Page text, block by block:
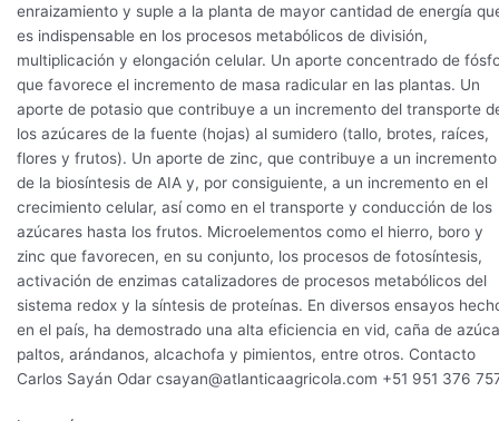
enraizamiento y suple a la planta de mayor cantidad de energía
es indispensable en los procesos metabólicos de división,
multiplicación y elongación celular. Un aporte concentrado de
que favorece el incremento de masa radicular en las plantas. Un
aporte de potasio que contribuye a un incremento del transporte
los azúcares de la fuente (hojas) al sumidero (tallo, brotes, raíces,
flores y frutos). Un aporte de zinc, que contribuye a un incremento
de la biosíntesis de AIA y, por consiguiente, a un incremento en el
crecimiento celular, así como en el transporte y conducción de los
azúcares hasta los frutos. Microelementos como el hierro, boro y
zinc que favorecen, en su conjunto, los procesos de fotosíntesis,
activación de enzimas catalizadores de procesos metabólicos del
sistema redox y la síntesis de proteínas. En diversos ensayos
en el país, ha demostrado una alta eficiencia en vid, caña de
paltos, arándanos, alcachofa y pimientos, entre otros. Contacto
Carlos Sayán Odar csayan@atlanticaagricola.com +51 951 376